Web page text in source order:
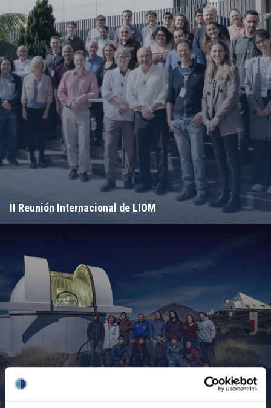
II Reunión Internacional de LIOM
Campamento de Astronomía del MIT 2024